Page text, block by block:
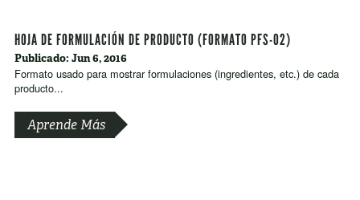
HOJA DE FORMULACIÓN DE PRODUCTO (FORMATO PFS-02)
Publicado: Jun 6, 2016
Formato usado para mostrar formulaciones (ingredientes, etc.) de cada
producto...
Aprende Más